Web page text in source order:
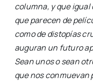
colum­na, y que igual
que pare­cen de
como de dis­to­pías
augu­ran un futu­ro
Sean unos o sean
que nos con­mue­van